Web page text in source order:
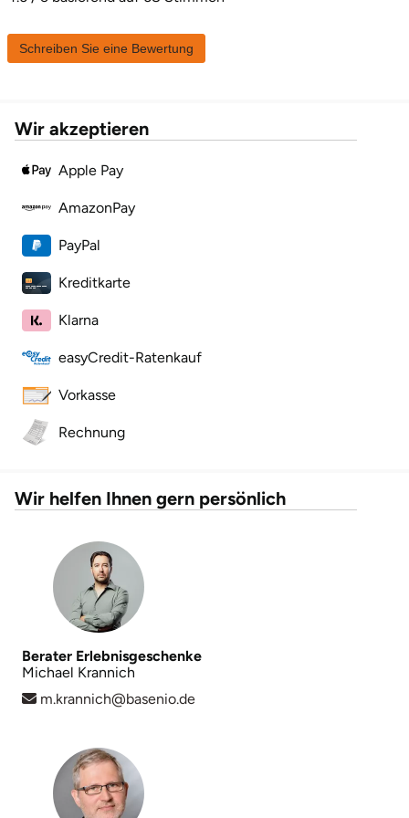
Schreiben Sie eine Bewertung
Wir akzeptieren
Apple Pay
AmazonPay
PayPal
Kreditkarte
Klarna
easyCredit-Ratenkauf
Vorkasse
Rechnung
Wir helfen Ihnen gern persönlich
Berater Erlebnisgeschenke
Michael Krannich
m.krannich@basenio.de
Hamburg
Haßfurt
Heidelberg
Heidenheim
Heldburg
Herzogenaurach
Horb am Neckar
Ibbenbüren
Ingolstadt
Jerichower Land
Kamp-Lintfort